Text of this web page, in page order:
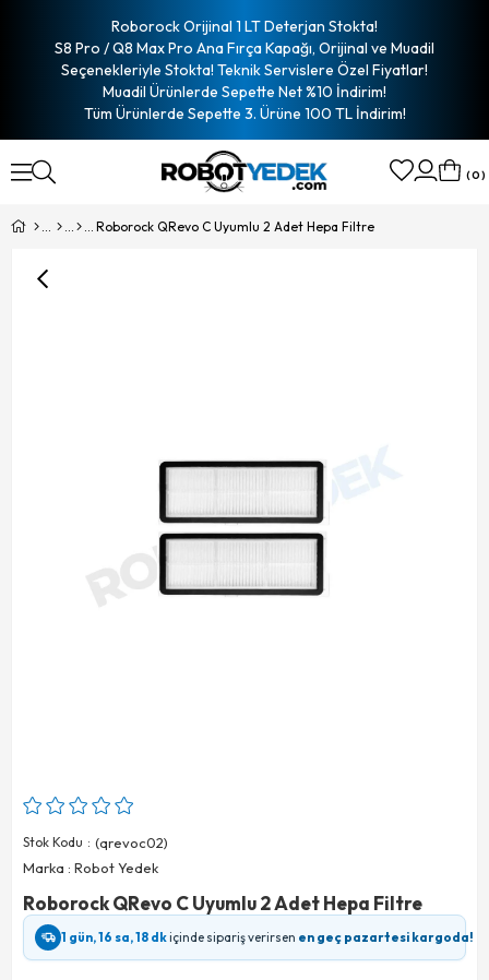
Roborock Orijinal 1 LT Deterjan Stokta!
S8 Pro / Q8 Max Pro Ana Fırça Kapağı, Orijinal ve Muadil
Seçenekleriyle Stokta! Teknik Servislere Özel Fiyatlar!
Muadil Ürünlerde Sepette Net %10 İndirim!
Tüm Ürünlerde Sepette 3. Ürüne 100 TL İndirim!
0
Roborock QRevo C Uyumlu 2 Adet Hepa Filtre
Stok Kodu
(qrevoc02)
Marka : Robot Yedek
Roborock QRevo C Uyumlu 2 Adet Hepa Filtre
1 gün, 16 sa, 18 dkiçinde sipariş verirsen en geç pazartesi kargoda!